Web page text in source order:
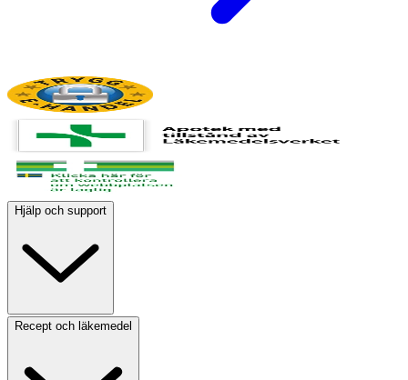
Hjälp och support
Recept och läkemedel